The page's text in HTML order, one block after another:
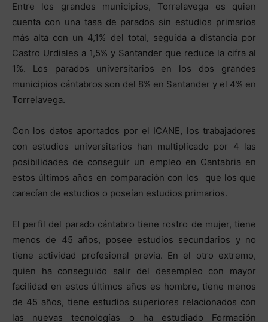
Entre los grandes municipios, Torrelavega es quien
cuenta con una tasa de parados sin estudios primarios
más alta con un 4,1% del total, seguida a distancia por
Castro Urdiales a 1,5% y Santander que reduce la cifra al
1%. Los parados universitarios en los dos grandes
municipios cántabros son del 8% en Santander y el 4% en
Torrelavega.
Con los datos aportados por el ICANE, los trabajadores
con estudios universitarios han multiplicado por 4 las
posibilidades de conseguir un empleo en Cantabria en
estos últimos años en comparación con los que los que
carecían de estudios o poseían estudios primarios.
El perfil del parado cántabro tiene rostro de mujer, tiene
menos de 45 años, posee estudios secundarios y no
tiene actividad profesional previa. En el otro extremo,
quien ha conseguido salir del desempleo con mayor
facilidad en estos últimos años es hombre, tiene menos
de 45 años, tiene estudios superiores relacionados con
las nuevas tecnologías o ha estudiado Formación